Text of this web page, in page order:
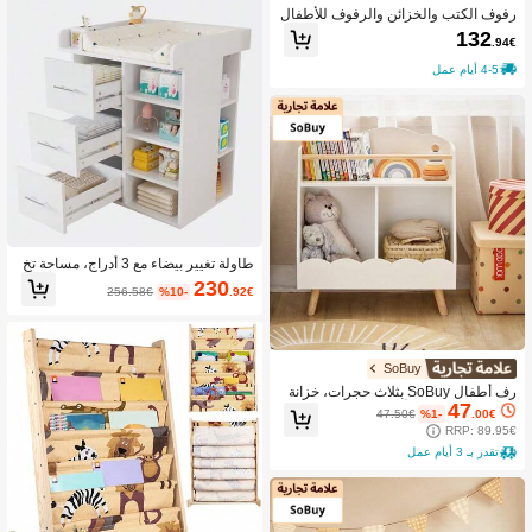
رفوف الكتب والخزائن والرفوف للأطفال
132.94€
4-5 أيام عمل
SoBuy
رف أطفال SoBuy بثلاث حجرات، خزانة
كتب، رف تخزين للأطفال، رف مونتيسور
ي، أبيض، العرض * الارتفاع * العمق تقري
47 .00€
%1-
47.50€
RRP: 89.95€
تقدر بـ 3 أيام عمل
طاولة تغيير بيضاء مع 3 أدراج، مساحة تخ
زين واسعة بما في ذلك التخزين الجانبي،
رفوف قابلة للتعديل ومنطقة تغيير مع فوا
230.92€
%10-
256.58€